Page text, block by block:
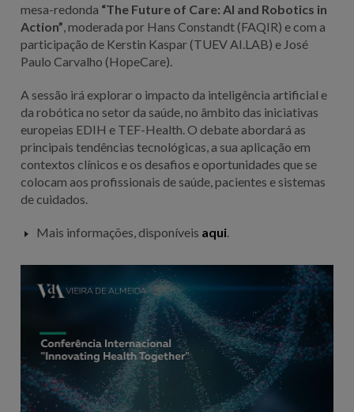
mesa-redonda “The Future of Care: AI and Robotics in
Action” , moderada por Hans Constandt (FAQIR) e com a
participação de Kerstin Kaspar (TUEV AI.LAB) e José
Paulo Carvalho (HopeCare).
A sessão irá explorar o impacto da inteligência artificial e
da robótica no setor da saúde, no âmbito das iniciativas
europeias EDIH e TEF-Health. O debate abordará as
principais tendências tecnológicas, a sua aplicação em
contextos clínicos e os desafios e oportunidades que se
colocam aos profissionais de saúde, pacientes e sistemas
de cuidados.
Mais informações, disponíveis aqui.